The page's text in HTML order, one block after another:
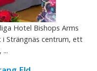
Hotel Bishops Arms
Strängnäs centrum, ett